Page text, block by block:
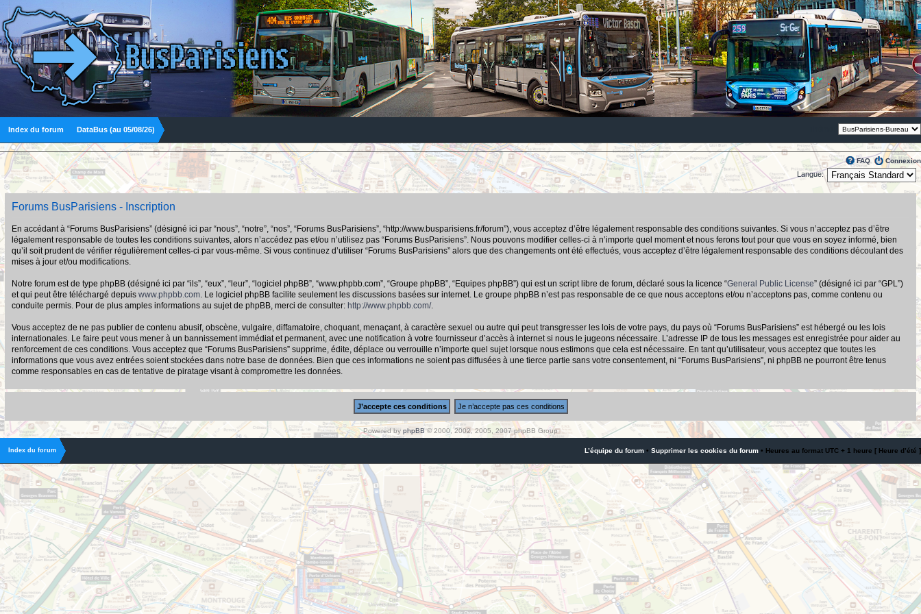
Index du forum DataBus (au 05/08/26)
FAQ Connexion
Langue:
Forums BusParisiens - Inscription
En accédant à “Forums BusParisiens” (désigné ici par “nous”, “notre”, “nos”, “Forums BusParisiens”, “http://www.busparisiens.fr/forum”), vous acceptez d’être légalement responsable des conditions suivantes. Si vous n’acceptez pas d’être
légalement responsable de toutes les conditions suivantes, alors n’accédez pas et/ou n’utilisez pas “Forums BusParisiens”. Nous pouvons modifier celles-ci à n’importe quel moment et nous ferons tout pour que vous en soyez informé, bien
qu’il soit prudent de vérifier régulièrement celles-ci par vous-même. Si vous continuez d’utiliser “Forums BusParisiens” alors que des changements ont été effectués, vous acceptez d’être légalement responsable des conditions découlant des
mises à jour et/ou modifications.
Notre forum est de type phpBB (désigné ici par “ils”, “eux”, “leur”, “logiciel phpBB”, “www.phpbb.com”, “Groupe phpBB”, “Equipes phpBB”) qui est un script libre de forum, déclaré sous la licence “General Public License” (désigné ici par “GPL”)
et qui peut être téléchargé depuis www.phpbb.com. Le logiciel phpBB facilite seulement les discussions basées sur internet. Le groupe phpBB n’est pas responsable de ce que nous acceptons et/ou n’acceptons pas, comme contenu ou
conduite permis. Pour de plus amples informations au sujet de phpBB, merci de consulter: http://www.phpbb.com/.
Vous acceptez de ne pas publier de contenu abusif, obscène, vulgaire, diffamatoire, choquant, menaçant, à caractère sexuel ou autre qui peut transgresser les lois de votre pays, du pays où “Forums BusParisiens” est hébergé ou les lois
internationales. Le faire peut vous mener à un bannissement immédiat et permanent, avec une notification à votre fournisseur d’accès à internet si nous le jugeons nécessaire. L’adresse IP de tous les messages est enregistrée pour aider au
renforcement de ces conditions. Vous acceptez que “Forums BusParisiens” supprime, édite, déplace ou verrouille n’importe quel sujet lorsque nous estimons que cela est nécessaire. En tant qu’utilisateur, vous acceptez que toutes les
informations que vous avez entrées soient stockées dans notre base de données. Bien que ces informations ne soient pas diffusées à une tierce partie sans votre consentement, ni “Forums BusParisiens”, ni phpBB ne pourront être tenus
comme responsables en cas de tentative de piratage visant à compromettre les données.
Powered by phpBB© 2000, 2002, 2005, 2007 phpBB Group
Index du forum L’équipe du forum • Supprimer les cookies du forum • Heures au format UTC + 1 heure [ Heure d’été ]